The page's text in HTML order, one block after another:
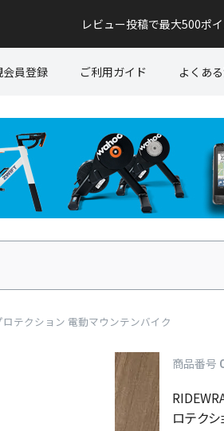
レビュー投稿で最大500ポ
員登録 ご利用ガイド よくあ
ロテクション 電動マウンテンバイク
商品番号
ロテクシ